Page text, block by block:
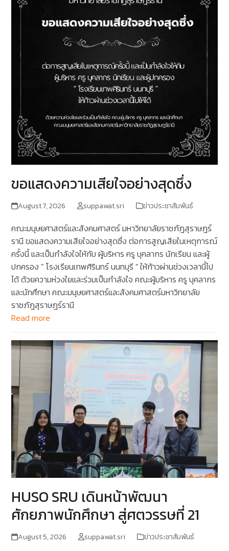
ขอแสดงความเสียใจอย่างสุดซึ่ง
August 7, 2026 suppawat.sri ข่าวประชาสัมพันธ์
คณะมนุษยศาสตร์และสังคมศาสตร์ มหาวิทยาลัยราชภัฎสุราษฎร์
รานี ขอแสดงความเสียใจอย่างสุดซึ่ง ต่อการสูญเสียในเหตุการณ์
ครั้งนี้ และเป็นกำลังใจให้กับ ผู้บริหาร ครู บุคลากร นักเรียน และผู้
ปกครอง " โรงเรียนเทพศิรินทร์ นนทบุรี " ให้ก้าวผ่านช่วงเวลานี้ไป
ได้ ด้วยความห่วงใยและร่วมเป็นกำลังใจ คณะผู้มริหาร ครู บุคลากร
และนักศึกษา คณะมนุษยศาสตร์และสังคมศาสตร์มหาวิทยาลัย
ราชภัฎสุราษฎร์รานี
Read more
HUSO SRU เดินหน้าพัฒนา
ศักยภาพนักศึกษา สู่ศตวรรษที่ 21
August 5, 2026 suppawat.sri ข่าวประชาสัมพันธ์